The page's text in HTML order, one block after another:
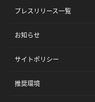
プレスリリース一覧
お知らせ
サイトポリシー
推奨環境